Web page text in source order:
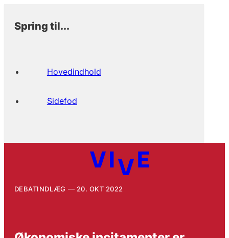
Spring til...
Hovedindhold
Sidefod
DEBATINDLÆG 20. OKT 2022